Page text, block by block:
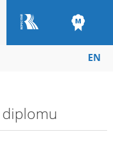
EN